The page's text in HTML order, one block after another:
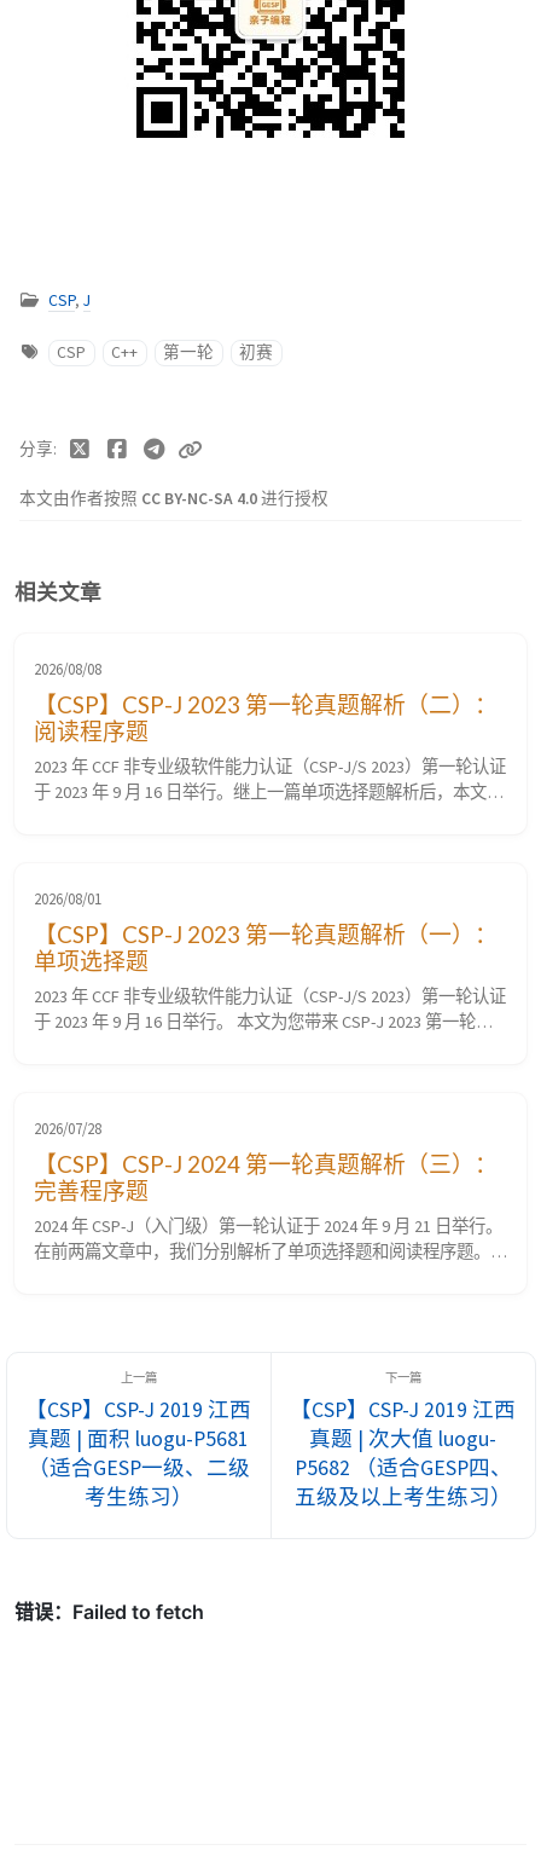
CSP, J
CSP C++ 第一轮 初赛
本文由作者按照 CC BY-NC-SA 4.0进行授权
分享
相关文章
2026/08/08
【CSP】CSP-J 2023 第一轮真题解析（二）：
阅读程序题
2023 年 CCF 非专业级软件能力认证（CSP-J/S 2023）第一轮认证
于 2023 年 9 月 16 日举行。继上一篇单项选择题解析后，本文为
符串匹配与移位、试除法分解约数及数论性质 等知识点的...
2026/08/01
【CSP】CSP-J 2023 第一轮真题解析（一）：
单项选择题
2023 年 CCF 非专业级软件能力认证（CSP-J/S 2023）第一轮认证
于 2023 年 9 月 16 日举行。 本文为您带来 CSP-J 2023 第一轮真
核心知识点。 📌 一、单项...
2026/07/28
【CSP】CSP-J 2024 第一轮真题解析（三）：
完善程序题
2024 年 CSP-J（入门级）第一轮认证于 2024 年 9 月 21 日举行。
在前两篇文章中，我们分别解析了单项选择题和阅读程序题。
【CSP】CSP-J 2019 江西
真题 | 面积 luogu-P5681
（适合GESP一级、二级
考生练习）
【CSP】CSP-J 2019 江西
真题 | 次大值 luogu-
P5682 （适合GESP四、
五级及以上考生练习）